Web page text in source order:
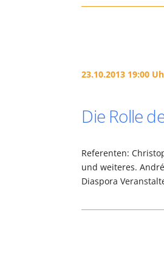
23.10.2013 19:00
Die Rolle
Referenten:
und weiteres.
Diaspora